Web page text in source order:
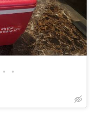
• •